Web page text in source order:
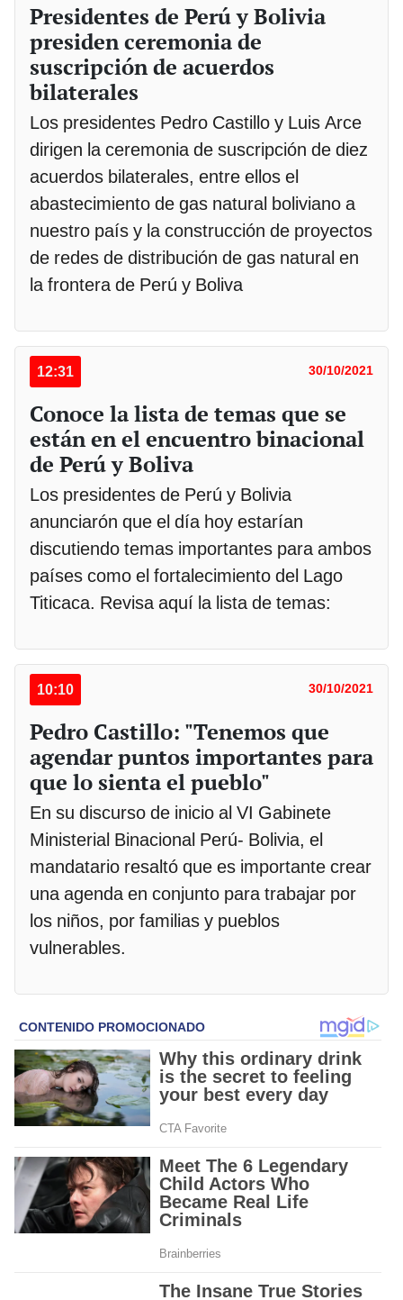
Presidentes de Perú y Bolivia
presiden ceremonia de
suscripción de acuerdos
bilaterales
Los presidentes Pedro Castillo y Luis Arce
dirigen la ceremonia de suscripción de diez
acuerdos bilaterales, entre ellos el
abastecimiento de gas natural boliviano a
nuestro país y la construcción de proyectos
de redes de distribución de gas natural en
la frontera de Perú y Boliva
12:31 30/10/2021
Conoce la lista de temas que se
están en el encuentro binacional
de Perú y Boliva
Los presidentes de Perú y Bolivia
anunciarón que el día hoy estarían
discutiendo temas importantes para ambos
países como el fortalecimiento del Lago
Titicaca. Revisa aquí la lista de temas:
10:10 30/10/2021
Pedro Castillo: "Tenemos que
agendar puntos importantes para
que lo sienta el pueblo"
En su discurso de inicio al VI Gabinete
Ministerial Binacional Perú- Bolivia, el
mandatario resaltó que es importante crear
una agenda en conjunto para trabajar por
los niños, por familias y pueblos
vulnerables.